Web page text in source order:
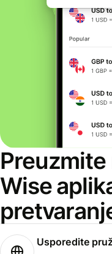
Wise
Usporedite